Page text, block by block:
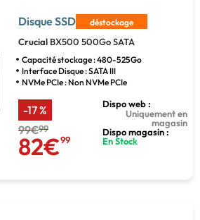
Disque SSD déstockage
Crucial BX500 500Go SATA
Capacité stockage : 480-525Go
Interface Disque : SATA III
NVMe PCIe : Non NVMe PCIe
-17 %
99€99
82€99
Dispo web :
Uniquement en
magasin
Dispo magasin :
En Stock